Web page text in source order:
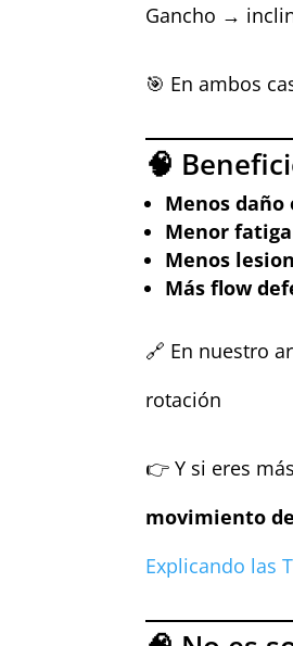
Gancho →
🎯 En ambos
🧠
Menos
Menor
Menos
Más flow
🔗 En nuestro
rotación
👉 Y si eres
movimiento
Explicando las